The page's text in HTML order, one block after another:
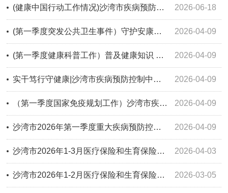
2026-06-18
(健康中国行动工作情况)沙湾市疾病预防控制中心2026年上半年健康教育工作
2026-04-09
(第一季度突发公共卫生事件）守护安康担使命 演练提升强能力-沙湾市疾病预防控制中心开展食源性疾病应急处置演练
2026-04-09
(第一季度健康科普工作）普及健康知识 筑牢健康防线 -沙湾市疾病预防控制中心开展科普知识宣传
2026-04-09
实干笃行守健康|沙湾市疾病预防控制中心在自治区布鲁氏菌病防控工作会议上作经验交流
2026-04-09
（第一季度国家免疫规划工作）沙湾市疾控中心免疫规划工作开展情况
2026-04-09
沙湾市2026年第一季度重大疾病预防控制工作开展情况
2026-04-03
沙湾市2026年1-3月医疗保险和生育保险主要指标
2026-03-05
沙湾市2026年1-2月医疗保险和生育保险主要指标